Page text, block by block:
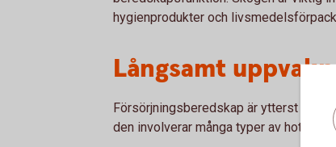
hygienprodukter och
Långsamt
Försörjningsberedskap är ytterst en
den involverar många typer av hot och